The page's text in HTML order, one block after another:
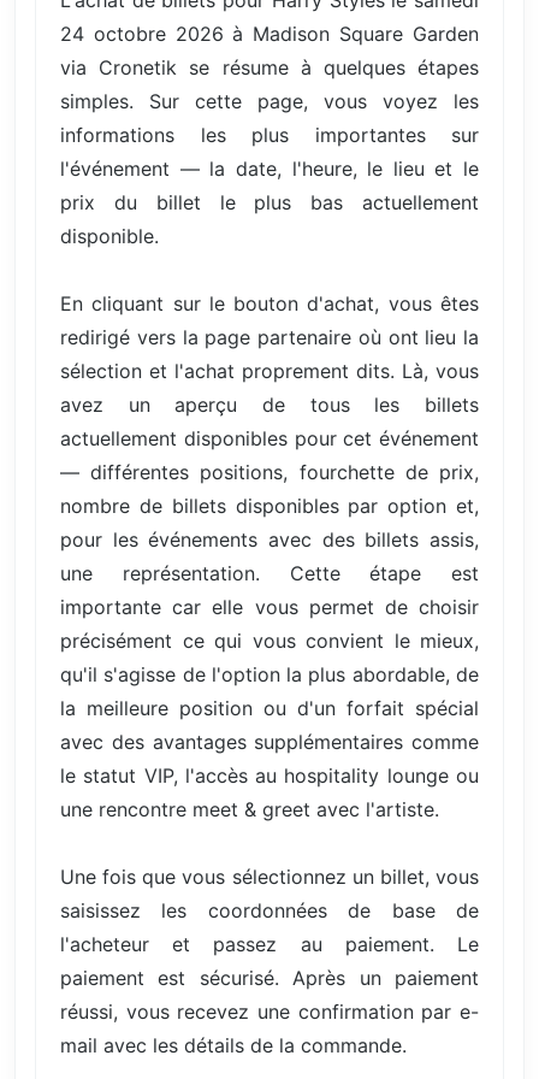
24 octobre 2026 à Madison Square Garden
via Cronetik se résume à quelques étapes
simples. Sur cette page, vous voyez les
informations les plus importantes sur
l'événement — la date, l'heure, le lieu et le
prix du billet le plus bas actuellement
disponible.
En cliquant sur le bouton d'achat, vous êtes
redirigé vers la page partenaire où ont lieu la
sélection et l'achat proprement dits. Là, vous
avez un aperçu de tous les billets
actuellement disponibles pour cet événement
— différentes positions, fourchette de prix,
nombre de billets disponibles par option et,
pour les événements avec des billets assis,
une représentation. Cette étape est
importante car elle vous permet de choisir
précisément ce qui vous convient le mieux,
qu'il s'agisse de l'option la plus abordable, de
la meilleure position ou d'un forfait spécial
avec des avantages supplémentaires comme
le statut VIP, l'accès au hospitality lounge ou
une rencontre meet & greet avec l'artiste.
Une fois que vous sélectionnez un billet, vous
saisissez les coordonnées de base de
l'acheteur et passez au paiement. Le
paiement est sécurisé. Après un paiement
réussi, vous recevez une confirmation par e-
mail avec les détails de la commande.